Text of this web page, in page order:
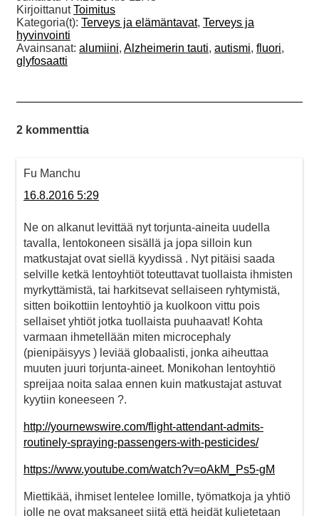
KirjoittanutToimitus
Kategoria(t): Terveys ja elämäntavat, Terveys ja
hyvinvointi
Avainsanat: alumiini, Alzheimerin tauti, autismi, fluori,
glyfosaatti
2 kommenttia
Fu Manchu
16.8.2016 5:29
Ne on alkanut levittää nyt torjunta-aineita uudella
tavalla, lentokoneen sisällä ja jopa silloin kun
matkustajat ovat siellä kyydissä . Nyt pitäisi saada
selville ketkä lentoyhtiöt toteuttavat tuollaista ihmisten
myrkyttämistä, tai harkitsevat sellaiseen ryhtymistä,
sitten boikottiin lentoyhtiö ja kuolkoon vittu pois
sellaiset yhtiöt jotka tuollaista puuhaavat! Kohta
varmaan ihmetellään miten microcephaly
(pienipäisyys ) leviää globaalisti, jonka aiheuttaa
muuten juuri torjunta-aineet. Monikohan lentoyhtiö
spreijaa noita salaa ennen kuin matkustajat astuvat
kyytiin koneeseen ?.
http://yournewswire.com/flight-attendant-admits-
routinely-spraying-passengers-with-pesticides/
https://www.youtube.com/watch?v=oAkM_Ps5-gM
Miettikää, ihmiset lentelee lomille, työmatkoja ja yhtiö
jolle ne ovat maksaneet siitä että heidät kuljetetaan